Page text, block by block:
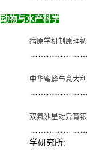
动物与水产科学
病原学机制原理
中华蜜蜂与意大
双氟沙星对异育
学研究所;